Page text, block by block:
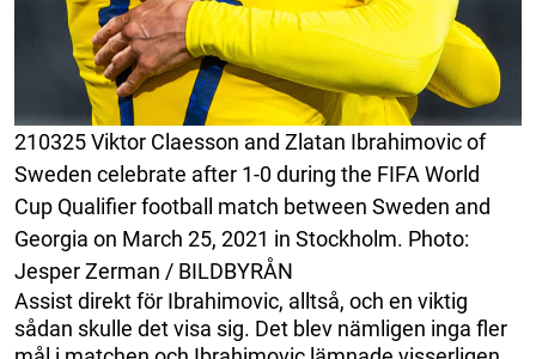
210325 Viktor Claesson and Zlatan Ibrahimovic of
Sweden celebrate after 1-0 during the FIFA World
Cup Qualifier football match between Sweden and
Georgia on March 25, 2021 in Stockholm. Photo:
Jesper Zerman / BILDBYRÅN
Assist direkt för Ibrahimovic, alltså, och en viktig
sådan skulle det visa sig. Det blev nämligen inga fler